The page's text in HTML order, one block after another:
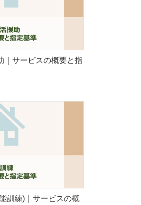
｜サービスの概要と指
訓練)｜サービスの概